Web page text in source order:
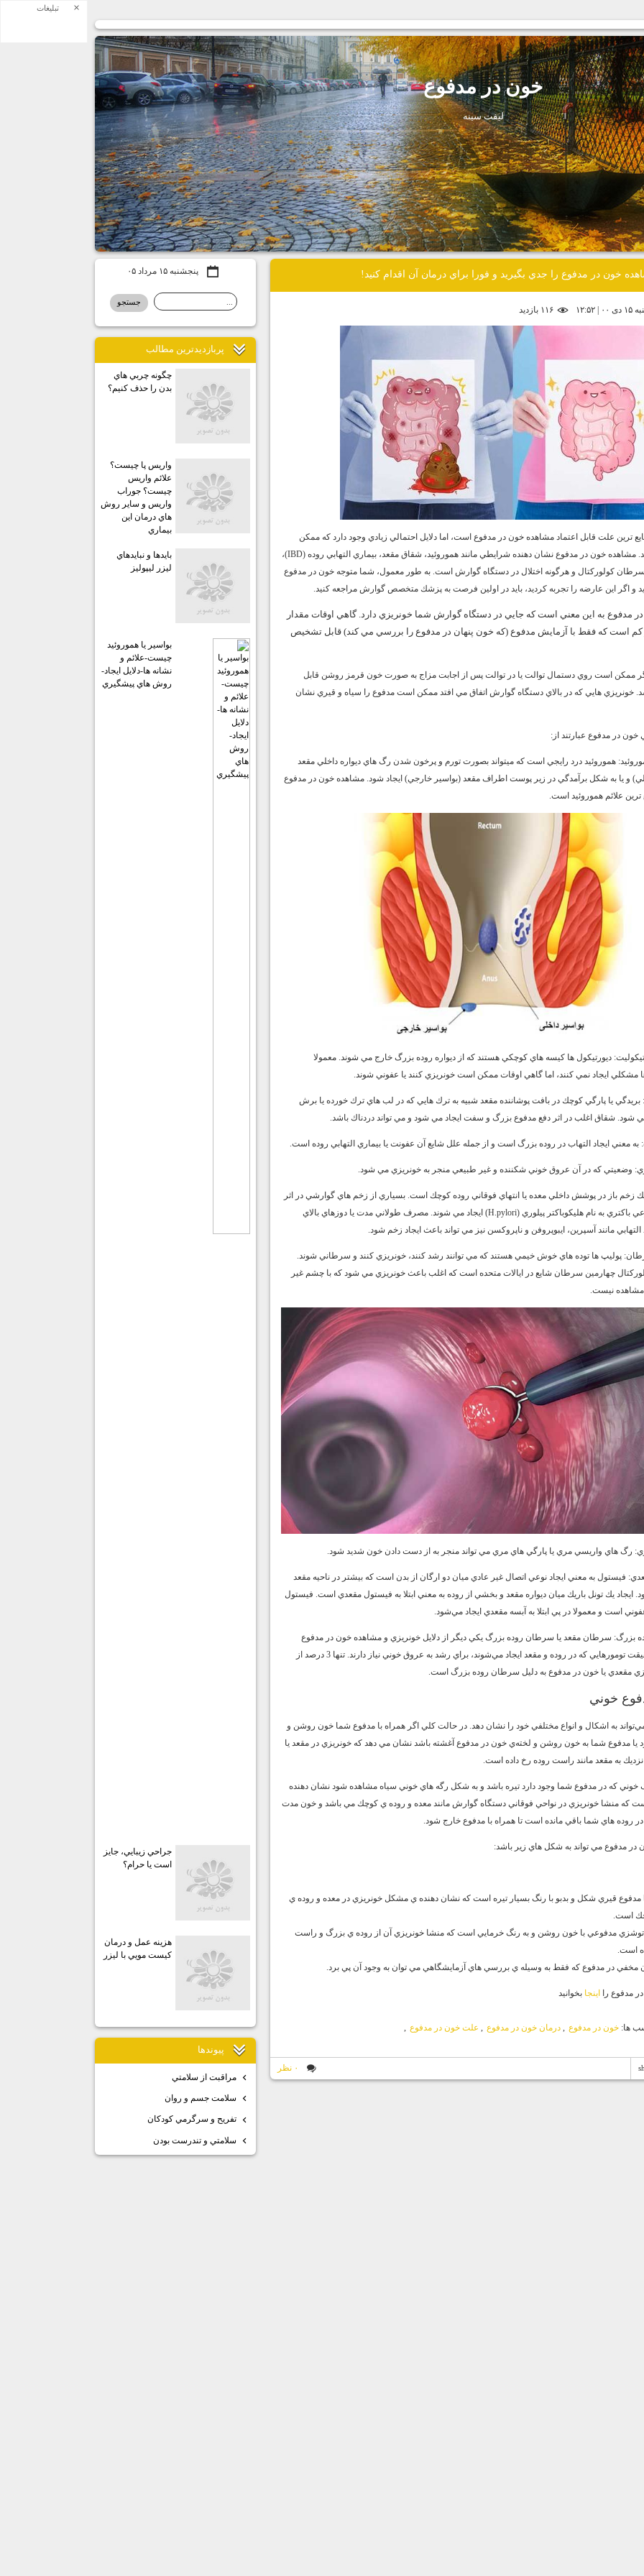
خون در مدفوع
ليفت سينه
خون در مدفوع را جدي بگيريد و فورا براي درمان آن اقدام كنيد!
| ۱۲:۵۲ ۱۱۶ بازديد
ترين علت قابل اعتماد مشاهده خون در مدفوع است، اما دلايل احتمالي زيادي وجود دارد كه ممكن
است رخ دهد. مشاهده خون در مدفوع نشان دهنده شرايطي مانند هموروئيد، شقاق مقعد، بيماري التهابي روده (IBD)،
كولوركتال و هرگونه اختلال در دستگاه گوارش است. به طور معمول، شما متوجه خون در مدفوع
و اگر اين عارضه را تجربه كرديد، بايد در اولين فرصت به پزشك متخصص گوارش مراجعه كنيد.
مدفوع به اين معني است كه جايي در دستگاه گوارش شما خونريزي دارد. گاهي اوقات مقدار
كم است كه فقط با آزمايش مدفوع (كه خون پنهان در مدفوع را بررسي مي كند) قابل تشخيص
ممكن است روي دستمال توالت يا در توالت پس از اجابت مزاج به صورت خون قرمز روشن قابل
خونريزي هايي كه در بالاي دستگاه گوارش اتفاق مي افتد ممكن است مدفوع را سياه و قيري نشان
خون در مدفوع عبارتند از:
هموروئيد درد رايجي است كه ميتواند بصورت تورم و پرخون شدن رگ هاي ديواره داخلي مقعد
و يا به شكل برآمدگي در زير پوست اطراف مقعد (بواسير خارجي) ايجاد شود. مشاهده خون در مدفوع
ترين علائم هموروئيد است.
ديورتيكول ها كيسه هاي كوچكي هستند كه از ديواره روده بزرگ خارج مي شوند. معمولا
مشكلي ايجاد نمي كنند، اما گاهي اوقات ممكن است خونريزي كنند يا عفوني شوند.
بريدگي يا پارگي كوچك در بافت پوشاننده مقعد شبيه به ترك هايي كه در لب هاي ترك خورده يا برش
شود. شقاق اغلب در اثر دفع مدفوع بزرگ و سفت ايجاد مي شود و مي تواند دردناك باشد.
به معني ايجاد التهاب در روده بزرگ است و از جمله علل شايع آن عفونت يا بيماري التهابي روده است.
وضعيتي كه در آن عروق خوني شكننده و غير طبيعي منجر به خونريزي مي شود.
زخم باز در پوشش داخلي معده يا انتهاي فوقاني روده كوچك است. بسياري از زخم هاي گوارشي در اثر
عفونت با نوعي باكتري به نام هليكوباكتر پيلوري (H.pylori) ايجاد مي شوند. مصرف طولاني مدت يا دوزهاي بالاي
مانند آسپرين، ايبوپروفن و ناپروكسن نيز مي تواند باعث ايجاد زخم شود.
پوليپ ها توده هاي خوش خيمي هستند كه مي توانند رشد كنند، خونريزي كنند و سرطاني شوند.
چهارمين سرطان شايع در ايالات متحده است كه اغلب باعث خونريزي مي شود كه با چشم غير
نيست.
رگ هاي واريسي مري يا پارگي هاي مري مي تواند منجر به از دست دادن خون شديد شود.
فيستول به معني ايجاد نوعي اتصال غير عادي ميان دو ارگان از بدن است كه بيشتر در ناحيه مقعد
ايجاد يك تونل باريك ميان ديواره مقعد و بخشي از روده به معني ابتلا به فيستول مقعدي است. فيستول
است و معمولا در پي ابتلا به آبسه مقعدي ايجاد مي‌شود.
بزرگ: سرطان مقعد يا سرطان روده بزرگ يكي ديگر از دلايل خونريزي و مشاهده خون در مدفوع
است. در حقيقت تومورهايي كه در روده و مقعد ايجاد مي‌شوند، براي رشد به عروق خوني نياز دارند. تنها 3 درصد از
مقعدي يا خون در مدفوع به دليل سرطان روده بزرگ است.
خوني
به اشكال و انواع مختلفي خود را نشان دهد. در حالت كلي اگر همراه با مدفوع شما خون روشن و
يا مدفوع شما به خون روشن و لخته‌ي خون در مدفوع آغشته باشد نشان مي دهد كه خونريزي در مقعد يا
به مقعد مانند راست روده رخ داده است.
خوني كه در مدفوع شما وجود دارد تيره باشد و به شكل رگه هاي خوني سياه مشاهده شود نشان دهنده
كه منشا خونريزي در نواحي فوقاني دستگاه گوارش مانند معده و روده ي كوچك مي باشد و خون مدت
روده هاي شما باقي مانده است تا همراه با مدفوع خارج شود.
در مدفوع مي تواند به شكل هاي زير باشد:
مدفوع قيري شكل و بدبو با رنگ بسيار تيره است كه نشان دهنده ي مشكل خونريزي در معده و روده ي
است.
مدفوعي با خون روشن و به رنگ خرمايي است كه منشا خونريزي آن از روده ي بزرگ و راست
است.
مخفي در مدفوع كه فقط به وسيله ي بررسي هاي آزمايشگاهي مي توان به وجود آن پي برد.
مدفوع را اينجا بخوانيد
ها:خون در مدفوع ,درمان خون در مدفوع , علت خون در مدفوع ,
۰ نظر
پنجشنبه ۱۵ مرداد ۰۵
پربازديدترين مطالب
چگونه چربي هاي
بدن را حذف كنيم؟
واريس پا چيست؟
علائم واريس
چيست؟ جوراب
واريس و ساير روش
هاي درمان اين
بيماري
بايدها و نبايدهاي
ليزر ليپوليز
بواسير يا هموروئيد
چيست-علائم و
نشانه ها-دلايل ايجاد-
روش هاي پيشگيري
جراحي زيبايي، جايز
است يا حرام؟
هزينه عمل و درمان
كيست مويي با ليزر
پيوندها
مراقبت از سلامتي
سلامت جسم و روان
تفريح و سرگرمي كودكان
سلامتي و تندرست بودن
تبلیغات ×